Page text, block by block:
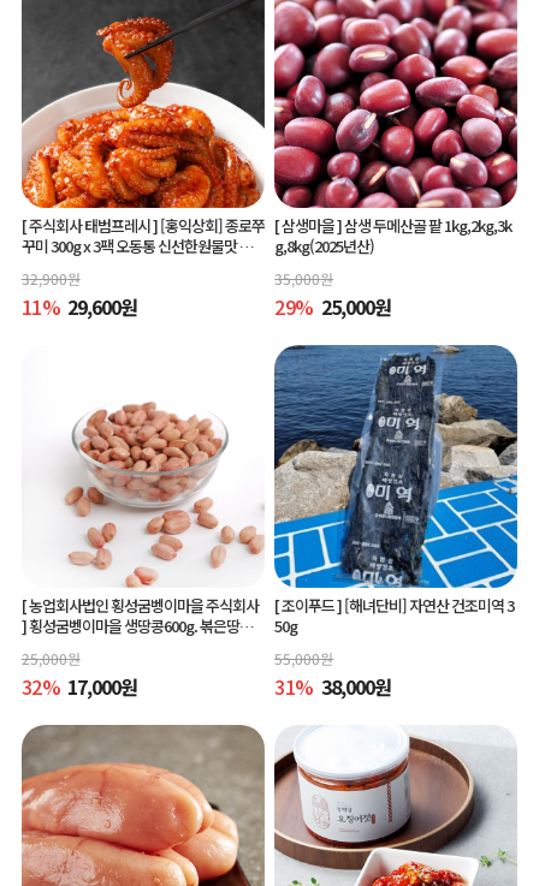
[ 주식회사 태범프레시 ][홍익상회] 종로쭈
꾸미 300g x 3팩 오동통 신선한원물맛 그
32,900원
11% 29,600원
[ 삼생마을 ]삼생 두메산골 팥 1kg,2kg,3k
g,8kg(2025년산)
35,000원
29% 25,000원
[ 농업회사법인 횡성굼벵이마을 주식회사
]횡성굼벵이마을 생땅콩600g. 볶은땅콩6
25,000원
32% 17,000원
[ 조이푸드 ][해녀단비] 자연산 건조미역 3
50g
55,000원
31% 38,000원